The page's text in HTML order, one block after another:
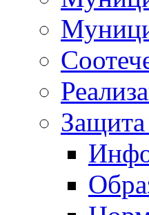
Защита